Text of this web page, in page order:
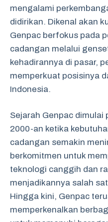
mengalami
didirikan. Dikenal akan
Genpac berfokus pada
cadangan melalui
kehadirannya di pasar,
memperkuat posisinya
Indonesia.
Sejarah Genpac dimulai
2000-an ketika
cadangan semakin
berkomitmen untuk
teknologi canggih dan
menjadikannya salah
Hingga kini, Genpac
memperkenalkan